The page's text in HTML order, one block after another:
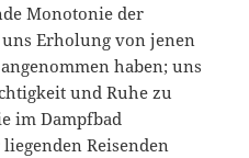
Monotonie der
Erholung von jenen
haben; uns
und Ruhe zu
im Dampfbad
Reisenden